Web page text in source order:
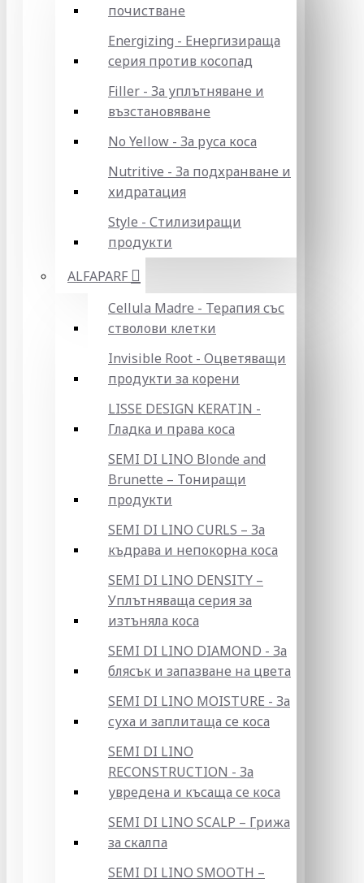
почистване
Energizing - Енергизираща
серия против косопад
Filler - За уплътняване и
възстановяване
No Yellow - За руса коса
Nutritive - За подхранване и
хидратация
Style - Стилизиращи
продукти
ALFAPARF
Cellula Madre - Терапия със
стволови клетки
Invisible Root - Оцветяващи
продукти за корени
LISSE DESIGN KERATIN -
Гладка и права коса
SEMI DI LINO Blonde and
Brunette – Тониращи
продукти
SEMI DI LINO CURLS – За
къдрава и непокорна коса
SEMI DI LINO DENSITY –
Уплътняваща серия за
изтъняла коса
SEMI DI LINO DIAMOND - За
блясък и запазване на цвета
SEMI DI LINO MOISTURE - За
суха и заплитаща се коса
SEMI DI LINO
RECONSTRUCTION - За
увредена и късаща се коса
SEMI DI LINO SCALP – Грижа
за скалпа
SEMI DI LINO SMOOTH –